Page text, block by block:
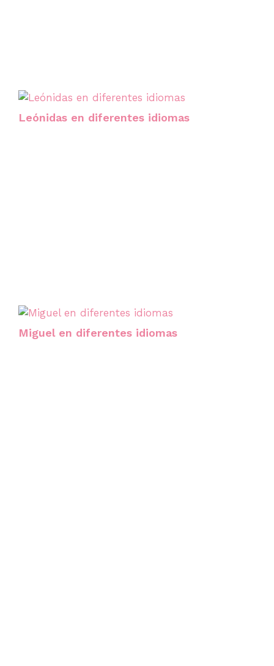
Leónidas en diferentes idiomas
Miguel en diferentes idiomas